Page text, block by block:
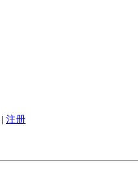
| 注册